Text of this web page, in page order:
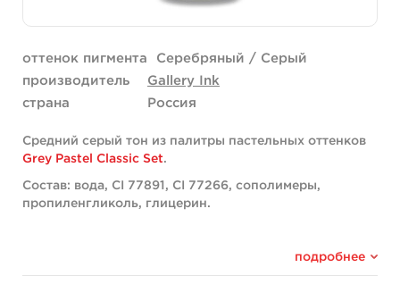
оттенок пигмента
Серебряный / Серый
производитель
Gallery Ink
страна
Россия
Средний серый тон из палитры пастельных оттенков
Grey Pastel Classic Set.
Состав: вода, CI 77891, CI 77266, сополимеры,
пропиленгликоль, глицерин.
подробнее